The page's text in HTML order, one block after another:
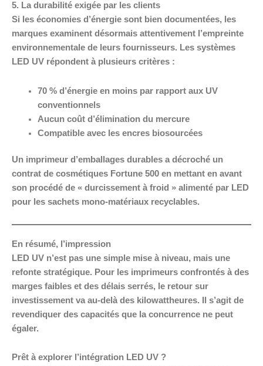
5. La durabilité exigée par les clients
Si les économies d’énergie sont bien documentées, les
marques examinent désormais attentivement l’empreinte
environnementale de leurs fournisseurs. Les systèmes
LED UV répondent à plusieurs critères :
70 % d’énergie en moins par rapport aux UV
conventionnels
Aucun coût d’élimination du mercure
Compatible avec les encres biosourcées
Un imprimeur d’emballages durables a décroché un
contrat de cosmétiques Fortune 500 en mettant en avant
son procédé de « durcissement à froid » alimenté par LED
pour les sachets mono-matériaux recyclables.
En résumé, l’impression
LED UV n’est pas une simple mise à niveau, mais une
refonte stratégique. Pour les imprimeurs confrontés à des
marges faibles et des délais serrés, le retour sur
investissement va au-delà des kilowattheures. Il s’agit de
revendiquer des capacités que la concurrence ne peut
égaler.
Prêt à explorer l’intégration LED UV ?